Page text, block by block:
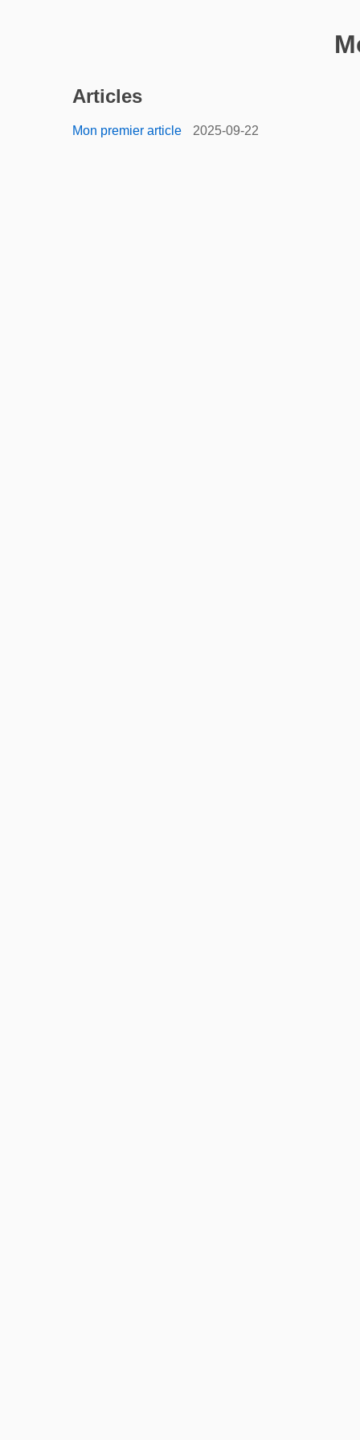
Articles
Mon premier article 2025-09-22